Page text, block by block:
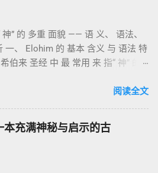
。 三、祭司制度与敬拜秩序 亚伦与
、行为都必须与神的圣洁相称。 祭
教导者与百姓的代求者 。他们的失
火）立刻带来神的审判（利10
、疾病（如大麻风）、体液等“洁净
为了迷信或隔离，而是建立 圣洁与
神的同在中。 “洁净”不是等同于“无
状态。圣所是神居住之地，进入必
日”（Yom Kippur），大祭司进入至
年代各异）： 《守望者之书》（1–
出现，以及神对其囚禁与审判。
） ：频繁出现“ 那位人子/拣选
王权。 《天文之书》（72–82） ：
示末世。 《以诺书信》（91–108）
与恶人的结局等。 提示：另有《二
三以诺书》（希伯来文），属更晚
以诺书》。 二、为什么重要？——
“语境词典” 1）新约中的直接/间接
引 1 Enoch 1:9（“主带着千万圣者
一、 Elohim 的 基本 含义 与 语法 特
是 一个 复数 形式 （“- im” 后
中也 可 用于 复数 意义， 如 指 多
； 因此， 需 借助 上下文 判断 语
伯来 圣经 中 Elohim 的 主要 用法 与
例 经文 含义 1. 真神 指 以色列 的
阅读全文
充满神秘与启示的古